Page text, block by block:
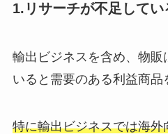
1.リサーチが不足してい
輸出ビジネスを含め、物販
いると需要のある利益商品
特に輸出ビジネスでは海